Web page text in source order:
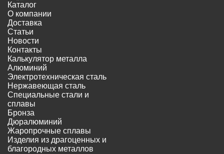
Каталог
О компании
Доставка
Статьи
Новости
Контакты
Калькулятор металла
Алюминий
Электротехническая сталь
Нержавеющая сталь
Специальные стали и
сплавы
Бронза
Дюралюминий
Жаропрочные сплавы
Изделия из драгоценных и
благородных металлов